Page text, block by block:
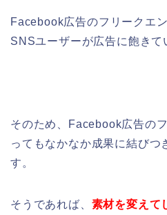
Facebook広告のフリークエ
SNSユーザーが広告に飽きて
そのため、Facebook広告の
ってもなかなか成果に結びつ
す。
そうであれば、 素材を変えて